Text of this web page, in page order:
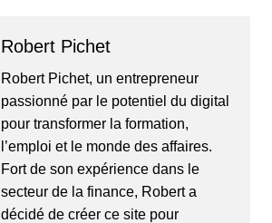
Robert Pichet
Robert Pichet, un entrepreneur
passionné par le potentiel du digital
pour transformer la formation,
l’emploi et le monde des affaires.
Fort de son expérience dans le
secteur de la finance, Robert a
décidé de créer ce site pour